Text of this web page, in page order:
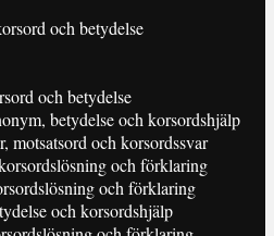
och betydelse
och betydelse
betydelse och korsordshjälp
motsatsord och korsordssvar
och förklaring
och förklaring
och korsordshjälp